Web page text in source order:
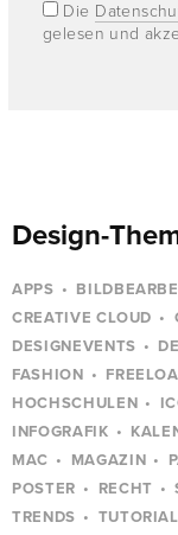
Die
gelesen und
Design-
APPS
CREATIVE CLOUD
DESIGNEVENTS
FASHION
HOCHSCHULEN
INFOGRAFIK
MAC
MAGAZIN
POSTER
RECHT
TRENDS